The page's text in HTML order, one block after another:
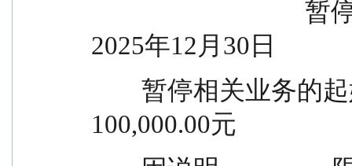
2025年12月30日
100,000.00元